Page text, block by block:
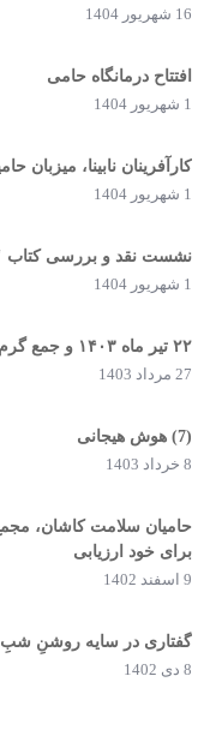
16 شهریور 1404
افتتاح درمانگاه حامی
1 شهریور 1404
کارآفرینان نابینا، میزبان
1 شهریور 1404
نشست نقد و بررسی کتاب
1 شهریور 1404
۲۲ تیر ماه ۱۴۰۳ و جمع گرم حامیان سلامت کاشان
27 مرداد 1403
(7) هوش هیجانی
8 خرداد 1403
برای خود ارزیابی
9 اسفند 1402
گفتاری در سایه روشنِ شبِ
8 دی 1402